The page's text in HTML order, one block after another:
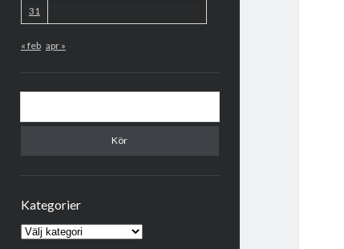
31
« feb apr »
Kategorier
Kategorier